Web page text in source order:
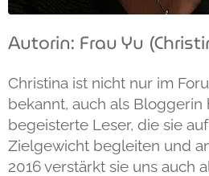
Autorin: Frau Yu
Christina ist nicht nur im
bekannt, auch als Bloggerin
begeisterte Leser, die sie
Zielgewicht begleiten und
2016 verstärkt sie uns auch